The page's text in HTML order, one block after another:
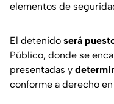
elementos de
El detenido será
Público, donde se
presentadas y
conforme a derecho